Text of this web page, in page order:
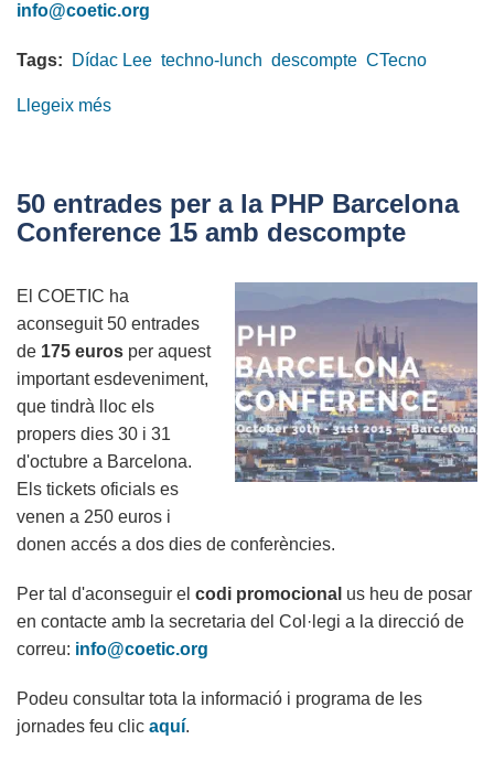
info@coetic.org
Tags: Dídac Lee techno-lunch descompte CTecno
Llegeix més
al
techno-
amb
Dídac
Lee
50 entrades per a la PHP Barcelona
Conference 15 amb descompte
El COETIC ha
aconseguit 50 entrades
de 175 euros per aquest
important esdeveniment,
que tindrà lloc els
propers dies 30 i 31
d'octubre a Barcelona.
Els tickets oficials es
venen a 250 euros i
donen accés a dos dies de conferències.
Per tal d'aconseguir el codi promocional us heu de posar
en contacte amb la secretaria del Col·legi a la direcció de
correu: info@coetic.org
Podeu consultar tota la informació i programa de les
jornades feu clic aquí.